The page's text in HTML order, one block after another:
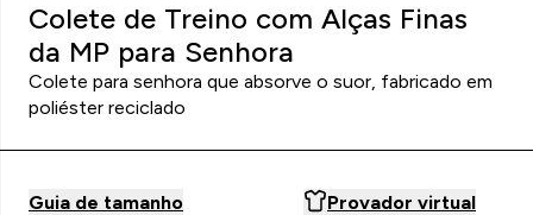
Colete de Treino com Alças Finas
da MP para Senhora
Colete para senhora que absorve o suor, fabricado em
poliéster reciclado
Guia de tamanho Provador virtual